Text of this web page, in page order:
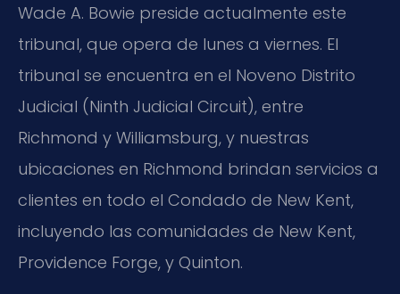
Wade A. Bowie preside actualmente este
tribunal, que opera de lunes a viernes. El
tribunal se encuentra en el Noveno Distrito
Judicial (Ninth Judicial Circuit), entre
Richmond y Williamsburg, y nuestras
ubicaciones en Richmond brindan servicios a
clientes en todo el Condado de New Kent,
incluyendo las comunidades de New Kent,
Providence Forge, y Quinton.